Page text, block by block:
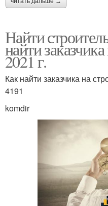
Найти
найти
2021 г.
Как найти заказчика на
4191
komdir